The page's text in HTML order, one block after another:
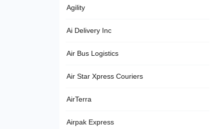
Agility
Ai Delivery Inc
Air Bus Logistics
Air Star Xpress Couriers
AirTerra
Airpak Express